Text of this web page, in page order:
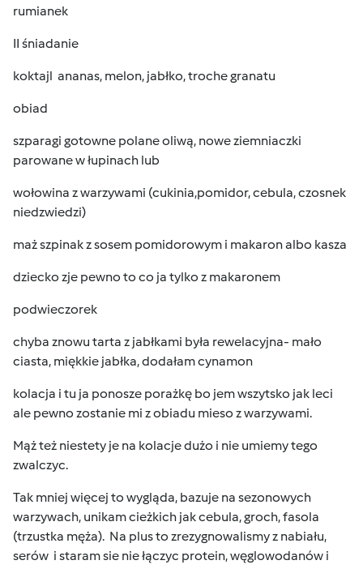
rumianek
II śniadanie
koktajl ananas, melon, jabłko, troche granatu
obiad
szparagi gotowne polane oliwą, nowe ziemniaczki
parowane w łupinach lub
wołowina z warzywami (cukinia,pomidor, cebula, czosnek
niedzwiedzi)
maż szpinak z sosem pomidorowym i makaron albo kasza
dziecko zje pewno to co ja tylko z makaronem
podwieczorek
chyba znowu tarta z jabłkami była rewelacyjna- mało
ciasta, miękkie jabłka, dodałam cynamon
kolacja i tu ja ponosze porażkę bo jem wszytsko jak leci
ale pewno zostanie mi z obiadu mieso z warzywami.
Mąż też niestety je na kolacje dużo i nie umiemy tego
zwalczyc.
Tak mniej więcej to wygląda, bazuje na sezonowych
warzywach, unikam cieżkich jak cebula, groch, fasola
(trzustka męża). Na plus to zrezygnowalismy z nabiału,
serów i staram sie nie łączyc protein, węglowodanów i